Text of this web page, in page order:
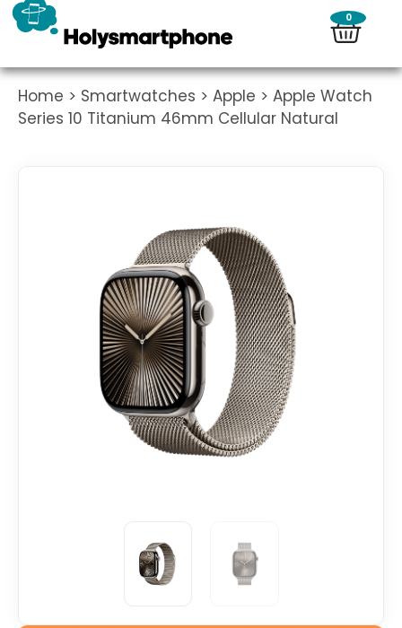
0
Home > Smartwatches > Apple > Apple Watch
Series 10 Titanium 46mm Cellular Natural